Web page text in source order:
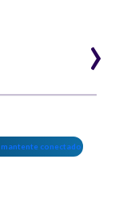
›
conectado